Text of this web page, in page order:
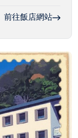
前往飯店網站